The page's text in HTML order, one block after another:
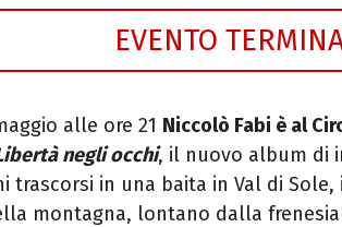
EVENTO
alle ore 21 Niccolò Fabi è al
negli occhi, il nuovo album di
trascorsi in una baita in Val di
montagna, lontano dalla